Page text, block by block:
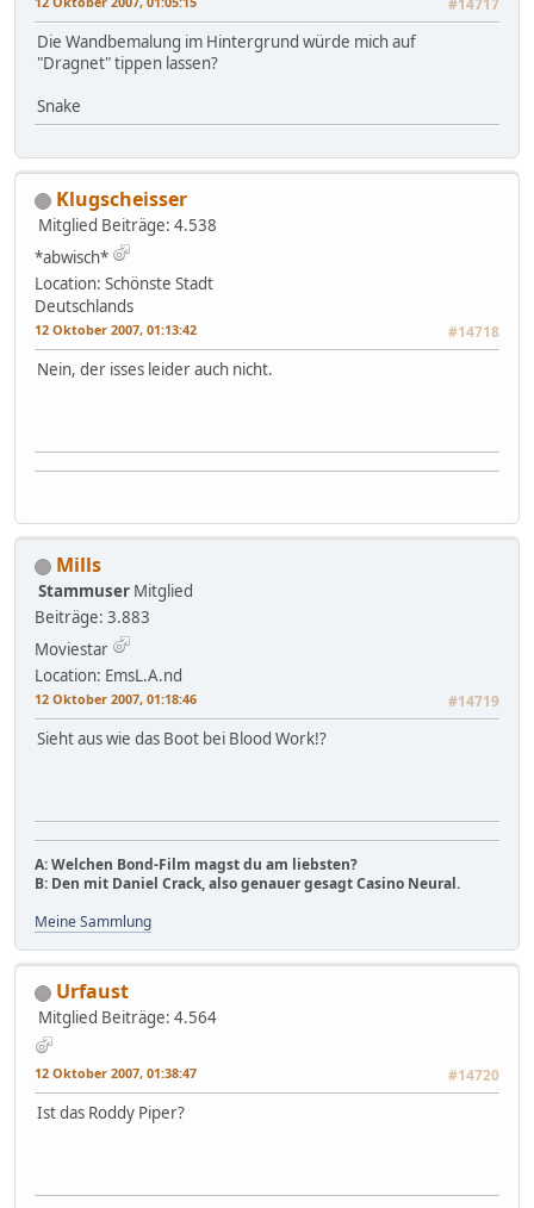
#14717
Die Wandbemalung im Hintergrund würde mich auf
"Dragnet" tippen lassen?
Snake
Klugscheisser
Mitglied Beiträge: 4.538
*abwisch*
Location: Schönste Stadt
Deutschlands
12 Oktober 2007, 01:13:42 #14718
Nein, der isses leider auch nicht.
Mills
Stammuser Mitglied
Beiträge: 3.883
Moviestar
Location: EmsL.A.nd
12 Oktober 2007, 01:18:46 #14719
Sieht aus wie das Boot bei Blood Work!?
A: Welchen Bond-Film magst du am liebsten?
B: Den mit Daniel Crack, also genauer gesagt Casino Neural.
Meine Sammlung
Urfaust
Mitglied Beiträge: 4.564
12 Oktober 2007, 01:38:47 #14720
Ist das Roddy Piper?